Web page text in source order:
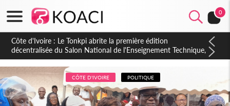
0
Côte d'Ivoire : PPA-CI, Gbagbo délègue une partie de ses
prérogatives de président à 05 cadres, vers sa retraite
politique ?
CÔTE D'IVOIRE POLITIQUE